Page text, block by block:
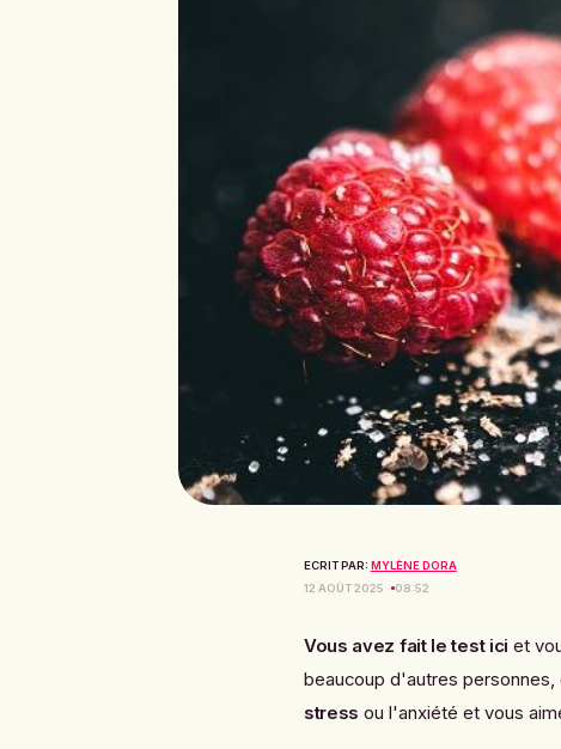
ECRIT PAR: MYLÈNE DORA
12 AOÛT 2025
08:52
Vous avez fait le test ici et
beaucoup d'autres
stress ou l'anxiété et vous